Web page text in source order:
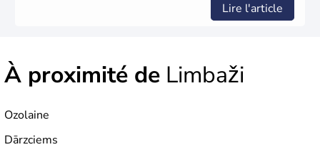
Lire l'article
À proximité de Limbaži
Ozolaine
Dārzciems